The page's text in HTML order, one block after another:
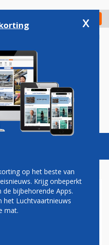
Check in
Vacatures
NIEUWE
x
op het beste van
Krijg onbeperkt
bijbehorende Apps.
het Luchtvaartnieuws
mat.